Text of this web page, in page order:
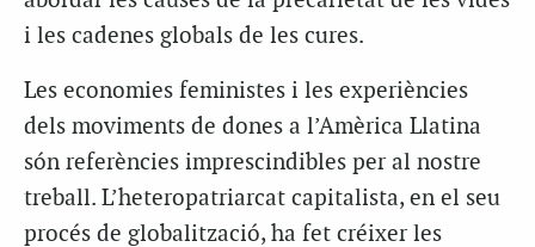
i les cadenes globals de les cures.
Les economies feministes i les experiències
dels moviments de dones a l’Amèrica Llatina
són referències imprescindibles per al nostre
treball. L’heteropatriarcat capitalista, en el seu
procés de globalització, ha fet créixer les